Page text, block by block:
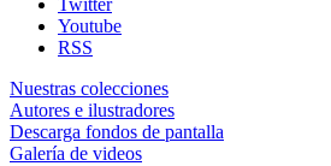
Twitter
Youtube
RSS
Nuestras colecciones
Autores e ilustradores
Descarga fondos de pantalla
Galería de videos